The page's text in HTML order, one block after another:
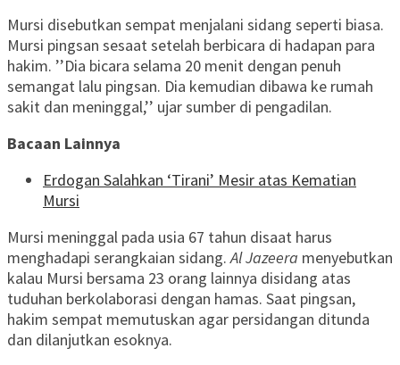
Mursi disebutkan sempat menjalani sidang seperti biasa.
Mursi pingsan sesaat setelah berbicara di hadapan para
hakim. ’’Dia bicara selama 20 menit dengan penuh
semangat lalu pingsan. Dia kemudian dibawa ke rumah
sakit dan meninggal,’’ ujar sumber di pengadilan.
Bacaan Lainnya
Erdogan Salahkan ‘Tirani’ Mesir atas Kematian
Mursi
Mursi meninggal pada usia 67 tahun disaat harus
menghadapi serangkaian sidang.Al Jazeera menyebutkan
kalau Mursi bersama 23 orang lainnya disidang atas
tuduhan berkolaborasi dengan hamas. Saat pingsan,
hakim sempat memutuskan agar persidangan ditunda
dan dilanjutkan esoknya.